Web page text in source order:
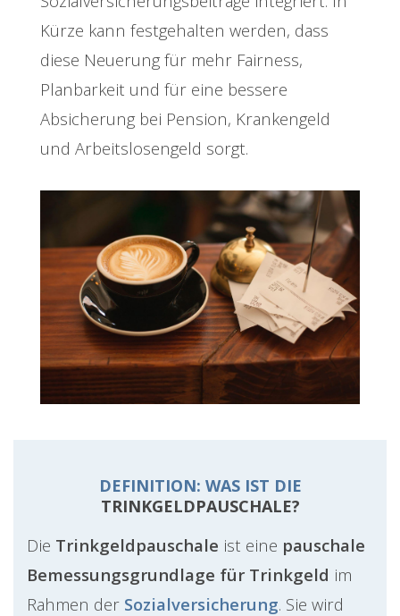
Kürze kann festgehalten werden, dass
diese Neuerung für mehr Fairness,
Planbarkeit und für eine bessere
Absicherung bei Pension, Krankengeld
und Arbeitslosengeld sorgt.
DEFINITION: WAS IST DIE
TRINKGELDPAUSCHALE?
Die Trinkgeldpauschale ist eine pauschale
Bemessungsgrundlage für Trinkgeld im
Rahmen der Sozialversicherung. Sie wird